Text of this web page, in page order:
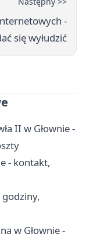
-
się wyłudzić
II w Głownie -
- kontakt,
w Głownie -